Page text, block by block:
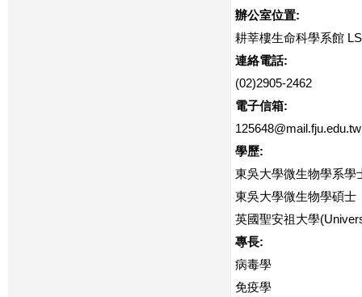
辦公室位置:
耕莘樓生命科學系館
連絡電話:
(02)2905-2462
電子信箱:
125648@mail.fju.edu.tw
學歷:
東吳大學微生物學系學
東吳大學微生物學碩士
英國聖安祖大學
專長:
病毒學
免疫學